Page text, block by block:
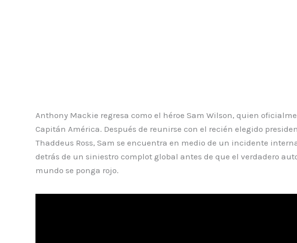
Anthony Mackie regresa como el héroe Sam Wilson, quien
Capitán América. Después de reunirse con el recién elegido
Thaddeus Ross, Sam se encuentra en medio de un incidente
detrás de un siniestro complot global antes de que el verdadero
mundo se ponga rojo.